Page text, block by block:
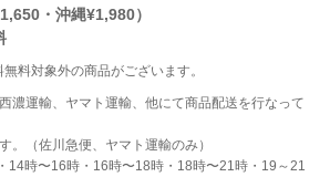
・沖縄¥1,980）
料対象外の商品がございます。
濃運輸、ヤマト運輸、他にて商品配送を行なって
。（佐川急便、ヤマト運輸のみ）
14時〜16時・16時〜18時・18時〜21時・19～21